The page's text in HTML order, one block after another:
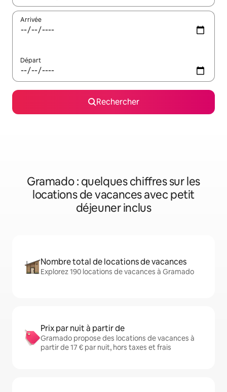
Arrivée
Départ
Rechercher
Gramado : quelques chiffres sur les
locations de vacances avec petit
déjeuner inclus
Nombre total de locations de vacances
Explorez 190 locations de vacances à Gramado
Prix par nuit à partir de
Gramado propose des locations de vacances à
partir de 17 € par nuit, hors taxes et frais